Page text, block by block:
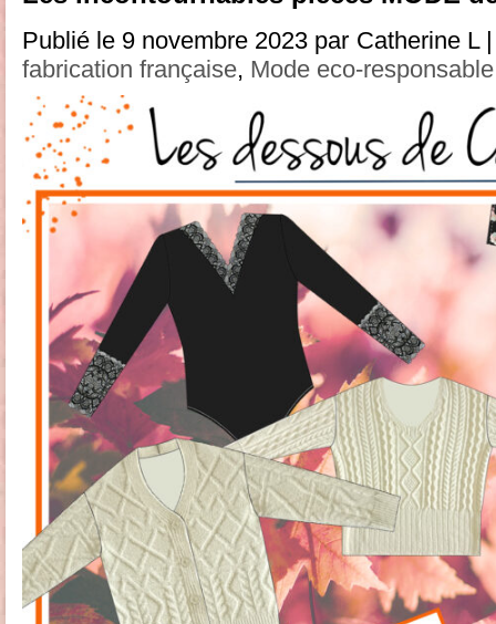
Publié le 9 novembre 2023 par Catherine L
fabrication française, Mode eco-responsable